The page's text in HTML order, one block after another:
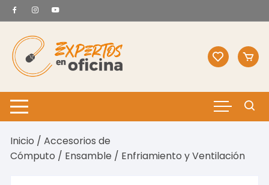
Saltar
al
contenido
Inicio /Accesorios de
Cómputo / Ensamble / Enfriamiento y Ventilación